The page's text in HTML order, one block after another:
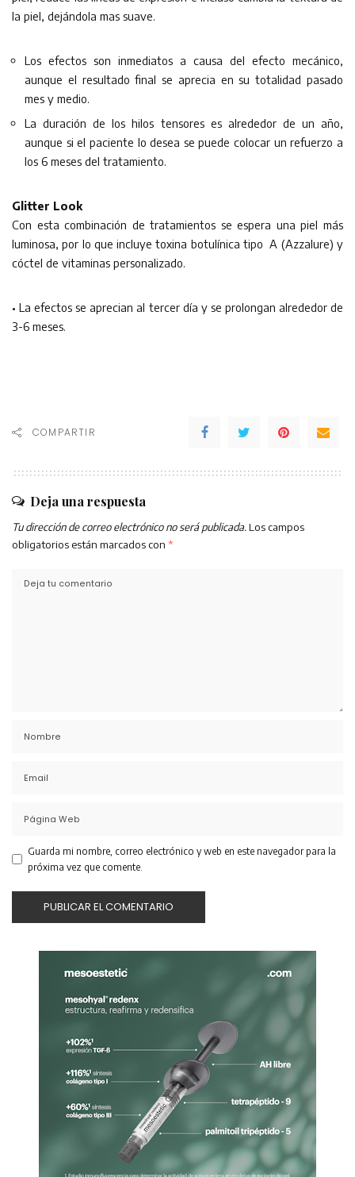
la piel, dejándola mas suave.
Los efectos son inmediatos a causa del efecto mecánico,
aunque el resultado final se aprecia en su totalidad pasado
mes y medio.
La duración de los hilos tensores es alrededor de un año,
aunque si el paciente lo desea se puede colocar un refuerzo a
los 6 meses del tratamiento.
Glitter Look
Con esta combinación de tratamientos se espera una piel más
luminosa, por lo que incluye toxina botulínica tipo A (Azzalure) y
cóctel de vitaminas personalizado.
• La efectos se aprecian al tercer día y se prolongan alrededor de
3-6 meses.
COMPARTIR
Deja una respuesta
Tu dirección de correo electrónico no será publicada. Los campos
obligatorios están marcados con *
Guarda mi nombre, correo electrónico y web en este navegador para la
próxima vez que comente.